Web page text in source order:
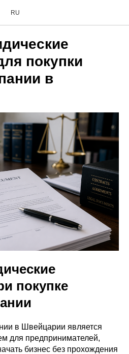
RU
покупки
в
покупке
в Швейцарии является
для предпринимателей,
бизнес без прохождения